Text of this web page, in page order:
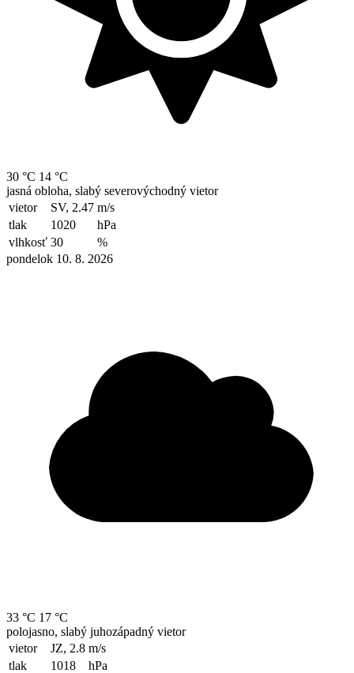
30 °C 14 °C
jasná obloha, slabý severovýchodný vietor
vietor
SV, 2.47 m/s
tlak
1020
hPa
vlhkosť 30
%
pondelok 10. 8. 2026
33 °C 17 °C
polojasno, slabý juhozápadný vietor
vietor
JZ, 2.8 m/s
tlak
1018
hPa